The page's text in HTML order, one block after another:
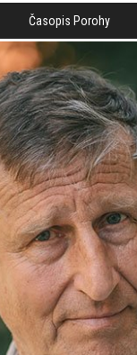
Časopis Porohy